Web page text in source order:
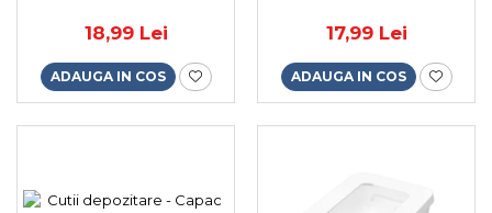
18,99 Lei
ADAUGA IN COS
17,99 Lei
ADAUGA IN COS